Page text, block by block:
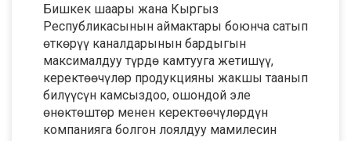
Бишкек шаары жана Кыргыз
Республикасынын аймактары боюнча сатып
өткөрүү каналдарынын бардыгын
максималдуу түрдө камтууга жетишүү,
керектөөчүлөр продукцияны жакшы таанып
билүүсүн камсыздоо, ошондой эле
өнөктөштөр менен керектөөчүлөрдүн
компанияга болгон лоялдуу мамилесин